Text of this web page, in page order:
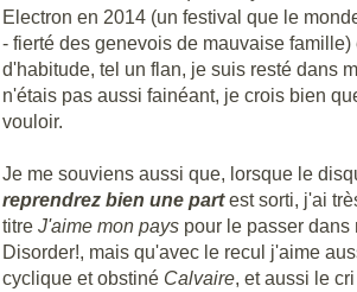
Electron en 2014 (un festival que le
- fierté des genevois de mauvaise famille)
d'habitude, tel un flan, je suis resté dans
n'étais pas aussi fainéant, je crois bien
vouloir.
Je me souviens aussi que, lorsque le
reprendrez bien une part est sorti, j'ai
titre J'aime mon pays pour le passer dans
Disorder!, mais qu'avec le recul j'aime
cyclique et obstiné Calvaire, et aussi le